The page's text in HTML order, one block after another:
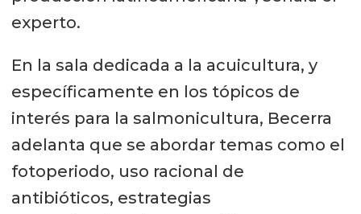
experto.
En la sala dedicada a la acuicultura, y
específicamente en los tópicos de
interés para la salmonicultura, Becerra
adelanta que se abordar temas como el
fotoperiodo, uso racional de
antibióticos, estrategias